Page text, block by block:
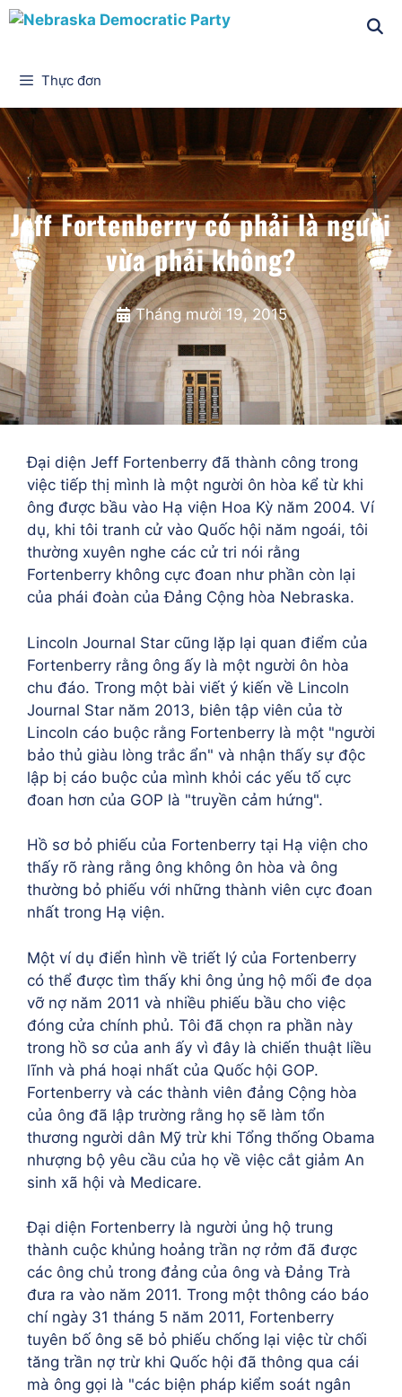
Thực đơn
Jeff Fortenberry có phải là người
vừa phải không?
Tháng mười 19, 2015
Đại diện Jeff Fortenberry đã thành công trong
việc tiếp thị mình là một người ôn hòa kể từ khi
ông được bầu vào Hạ viện Hoa Kỳ năm 2004. Ví
dụ, khi tôi tranh cử vào Quốc hội năm ngoái, tôi
thường xuyên nghe các cử tri nói rằng
Fortenberry không cực đoan như phần còn lại
của phái đoàn của Đảng Cộng hòa Nebraska.
Lincoln Journal Star cũng lặp lại quan điểm của
Fortenberry rằng ông ấy là một người ôn hòa
chu đáo. Trong một bài viết ý kiến về Lincoln
Journal Star năm 2013, biên tập viên của tờ
Lincoln cáo buộc rằng Fortenberry là một "người
bảo thủ giàu lòng trắc ẩn" và nhận thấy sự độc
lập bị cáo buộc của mình khỏi các yếu tố cực
đoan hơn của GOP là "truyền cảm hứng".
Hồ sơ bỏ phiếu của Fortenberry tại Hạ viện cho
thấy rõ ràng rằng ông không ôn hòa và ông
thường bỏ phiếu với những thành viên cực đoan
nhất trong Hạ viện.
Một ví dụ điển hình về triết lý của Fortenberry
có thể được tìm thấy khi ông ủng hộ mối đe dọa
vỡ nợ năm 2011 và nhiều phiếu bầu cho việc
đóng cửa chính phủ. Tôi đã chọn ra phần này
trong hồ sơ của anh ấy vì đây là chiến thuật liều
lĩnh và phá hoại nhất của Quốc hội GOP.
Fortenberry và các thành viên đảng Cộng hòa
của ông đã lập trường rằng họ sẽ làm tổn
thương người dân Mỹ trừ khi Tổng thống Obama
nhượng bộ yêu cầu của họ về việc cắt giảm An
sinh xã hội và Medicare.
Đại diện Fortenberry là người ủng hộ trung
thành cuộc khủng hoảng trần nợ rởm đã được
các ông chủ trong đảng của ông và Đảng Trà
đưa ra vào năm 2011. Trong một thông cáo báo
chí ngày 31 tháng 5 năm 2011, Fortenberry
tuyên bố ông sẽ bỏ phiếu chống lại việc từ chối
tăng trần nợ trừ khi Quốc hội đã thông qua cái
mà ông gọi là "các biện pháp kiểm soát ngân